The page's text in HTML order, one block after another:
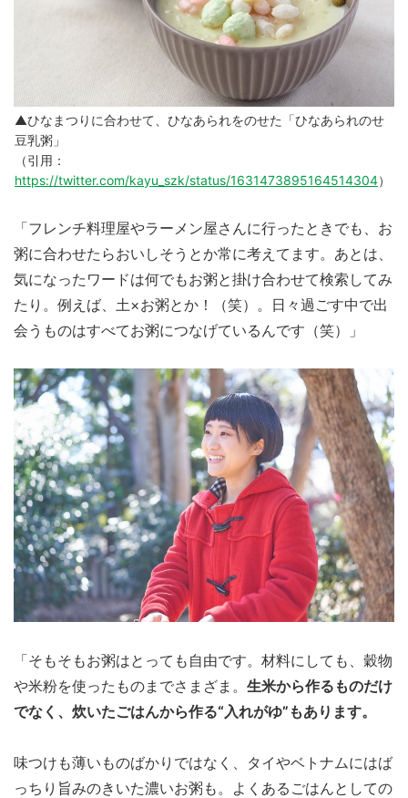
▲ひなまつりに合わせて、ひなあられをのせた「ひなあられのせ
豆乳粥」
（引用：
https://twitter.com/kayu_szk/status/1631473895164514304）
「フレンチ料理屋やラーメン屋さんに行ったときでも、お
粥に合わせたらおいしそうとか常に考えてます。あとは、
気になったワードは何でもお粥と掛け合わせて検索してみ
たり。例えば、土×お粥とか！（笑）。日々過ごす中で出
会うものはすべてお粥につなげているんです（笑）」
「そもそもお粥はとっても自由です。材料にしても、穀物
や米粉を使ったものまでさまざま。 生米から作るものだけ
でなく、炊いたごはんから作る“入れがゆ”もあります。
味つけも薄いものばかりではなく、タイやベトナムにはば
っちり旨みのきいた濃いお粥も。よくあるごはんとしての